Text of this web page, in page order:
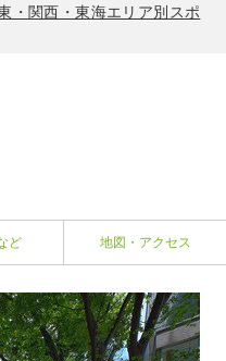
・関西・東海エリア別スポ
ど 地図・アクセス